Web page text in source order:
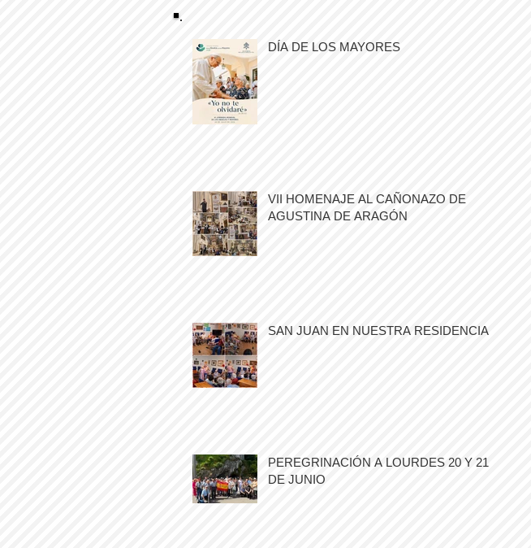
DÍA DE LOS MAYORES
VII HOMENAJE AL CAÑONAZO DE
AGUSTINA DE ARAGÓN
SAN JUAN EN NUESTRA RESIDENCIA
PEREGRINACIÓN A LOURDES 20 Y 21
DE JUNIO